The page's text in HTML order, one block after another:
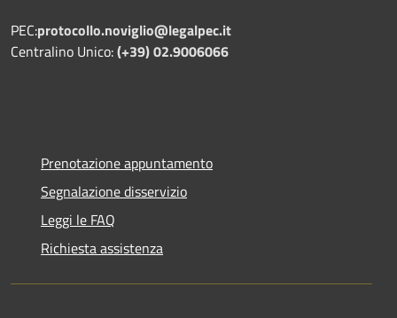
PEC:protocollo.noviglio@legalpec.it
Centralino Unico:(+39) 02.9006066
Prenotazione appuntamento
Segnalazione disservizio
Leggi le FAQ
Richiesta assistenza